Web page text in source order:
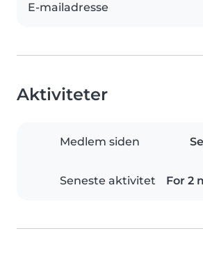
E-mailadresse
Aktiviteter
Medlem siden
Seneste aktivitet For 2